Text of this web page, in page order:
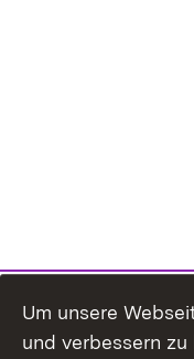
Um unsere
und verbessern